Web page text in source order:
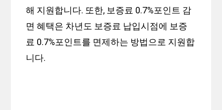
해 지원합니다. 또한, 보증료 0.7%포인트 감
면 혜택은 차년도 보증료 납입시점에 보증
료 0.7%포인트를 면제하는 방법으로 지원합
니다.